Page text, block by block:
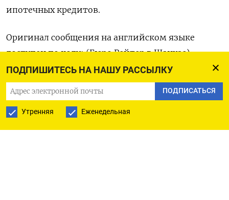
ПОДПИШИТЕСЬ НА НАШУ РАССЫЛКУ
ПОДПИСАТЬСЯ
Утренняя Еженедельная
ипотечных кредитов.
Оригинал сообщения на английском языке
доступен по коду: (Бюро Рейтер в Шанхае)
ПОДПИСАТЬСЯ НА ТЕЛЕГРАМ